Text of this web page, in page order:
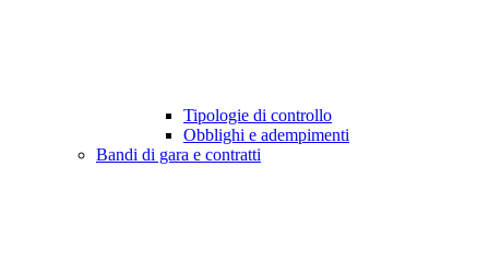
Tipologie di controllo
Obblighi e adempimenti
Bandi di gara e contratti